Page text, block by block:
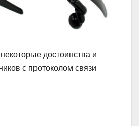
достоинства и
с протоколом связи